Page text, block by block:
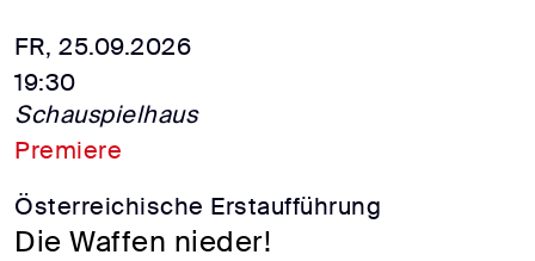
FR, 25.09.2026
19:30
Schauspielhaus
Premiere
Österreichische Erstaufführung
Die Waffen nieder!